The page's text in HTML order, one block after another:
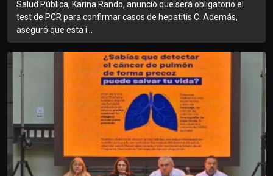
Salud Pública, Karina Rando, anunció que será obligatorio el
test de PCR para confirmar casos de hepatitis C. Además,
aseguró que esta i...